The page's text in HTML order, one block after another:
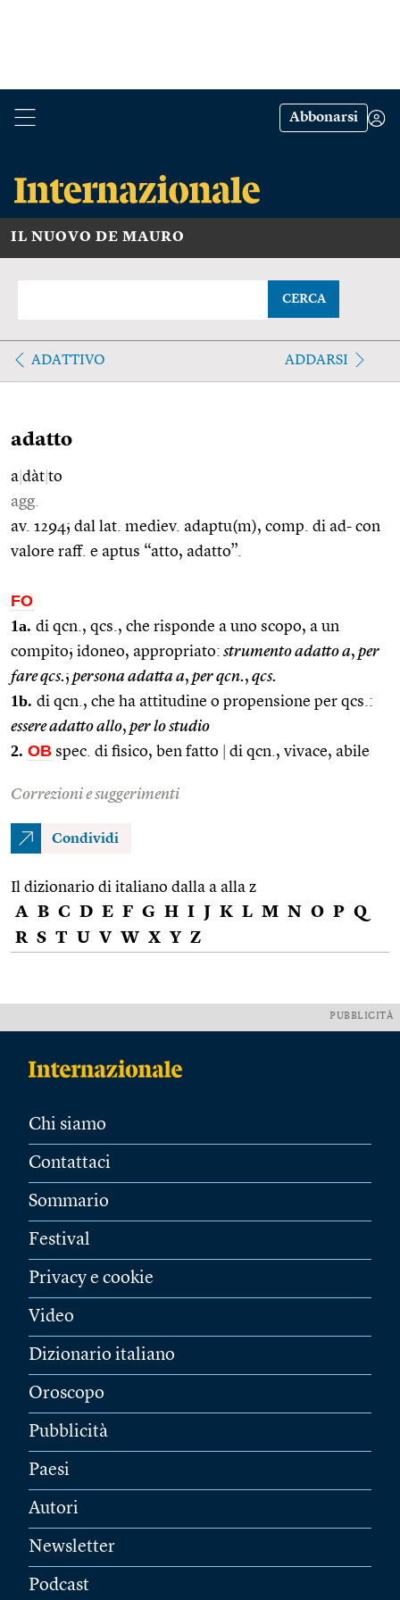
Abbonarsi
IL NUOVO DE MAURO
CERCA
ADATTIVO ADDARSI
adatto
a dàt to
agg.
av. 1294; dal lat. mediev. adaptu(m), comp. di ad- con
valore raff. e aptus “atto, adatto”.
FO
1a. di qcn., qcs., che risponde a uno scopo, a un
compito; idoneo, appropriato: strumento adatto a, per
fare qcs.; persona adatta a, per qcn., qcs.
1b. di qcn., che ha attitudine o propensione per qcs.:
essere adatto allo, per lo studio
2. OB spec. di fisico, ben fatto di qcn., vivace, abile
Correzioni e suggerimenti
Condividi
Il dizionario di italiano dalla a alla z
A B C D E F G H I J K L M N O P Q
R S T U V W X Y Z
PUBBLICITÀ
Chi siamo
Contattaci
Sommario
Festival
Privacy e cookie
Video
Dizionario italiano
Oroscopo
Pubblicità
Paesi
Autori
Newsletter
Podcast